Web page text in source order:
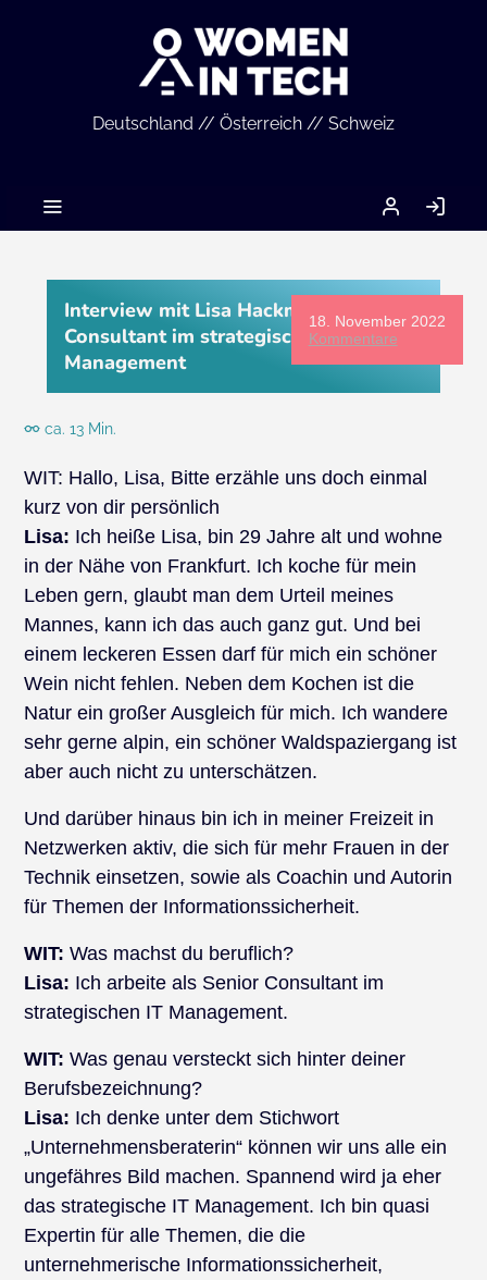
Deutschland // Österreich // Schweiz
MEIN
ACCOUNT
18. November 2022
Kommentare
Interview mit Lisa Hackmann, Senior
Consultant im strategischen IT
Management
ca. 13 Min.
WIT: Hallo, Lisa, Bitte erzähle uns doch einmal
kurz von dir persönlich
Lisa: Ich heiße Lisa, bin 29 Jahre alt und wohne
in der Nähe von Frankfurt. Ich koche für mein
Leben gern, glaubt man dem Urteil meines
Mannes, kann ich das auch ganz gut. Und bei
einem leckeren Essen darf für mich ein schöner
Wein nicht fehlen. Neben dem Kochen ist die
Natur ein großer Ausgleich für mich. Ich wandere
sehr gerne alpin, ein schöner Waldspaziergang ist
aber auch nicht zu unterschätzen.
Und darüber hinaus bin ich in meiner Freizeit in
Netzwerken aktiv, die sich für mehr Frauen in der
Technik einsetzen, sowie als Coachin und Autorin
für Themen der Informationssicherheit.
WIT: Was machst du beruflich?
Lisa: Ich arbeite als Senior Consultant im
strategischen IT Management.
WIT: Was genau versteckt sich hinter deiner
Berufsbezeichnung?
Lisa: Ich denke unter dem Stichwort
„Unternehmensberaterin“ können wir uns alle ein
ungefähres Bild machen. Spannend wird ja eher
das strategische IT Management. Ich bin quasi
Expertin für alle Themen, die die
unternehmerische Informationssicherheit,